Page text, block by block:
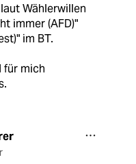
Wählerwillen
immer (AFD)"
im BT.
für mich